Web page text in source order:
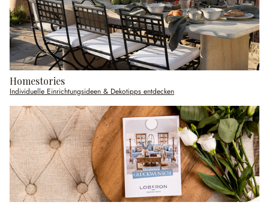
Homestories
Individuelle Einrichtungsideen & Dekotipps entdecken